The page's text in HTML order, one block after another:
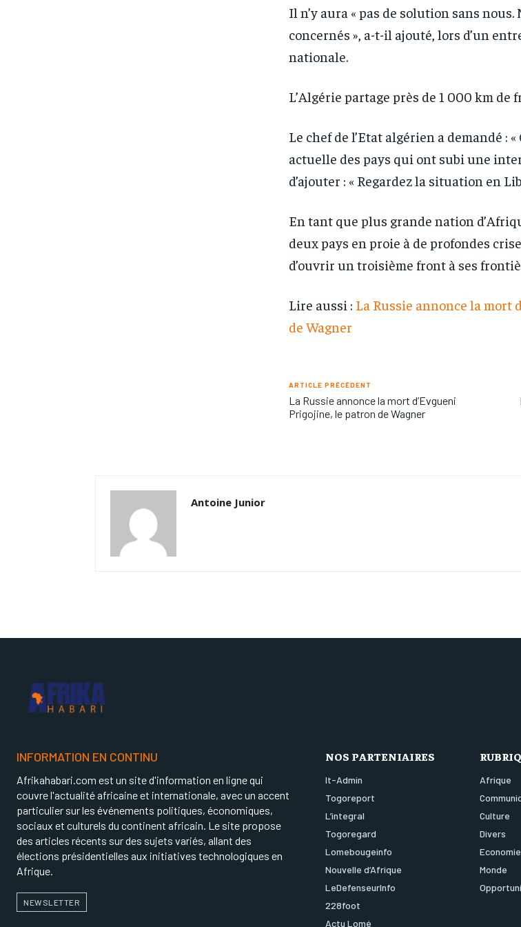
Il n’y aura « pas de solution sans
concernés », a-t-il ajouté, lors d’un
nationale.
L’Algérie partage près de 1 000 km de
Le chef de l’Etat algérien a demandé :
actuelle des pays qui ont subi une
d’ajouter : « Regardez la situation en
En tant que plus grande nation
deux pays en proie à de profondes
d’ouvrir un troisième front à ses
Lire aussi : La Russie annonce la mort
de Wagner
ARTICLE PRÉCÉDENT
La Russie annonce la mort d’Evgueni
Prigojine, le patron de Wagner
Antoine Junior
INFORMATION EN CONTINU
Afrikahabari.com est un site d'information en ligne qui
couvre l'actualité africaine et internationale, avec un accent
particulier sur les événements politiques, économiques,
sociaux et culturels du continent africain. Le site propose
des articles récents sur des sujets variés, allant des
élections présidentielles aux initiatives technologiques en
Afrique.
NEWSLETTER
NOS PARTENIAIRES
It-Admin
Togoreport
L’integral
Togoregard
Lomebougeinfo
Nouvelle d’Afrique
LeDefenseurInfo
228foot
Actu Lomé
Afrique
Culture
Divers
Economie
Monde